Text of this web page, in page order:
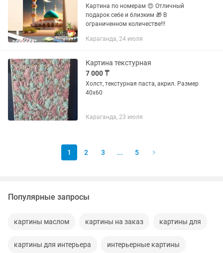
Картина по номерам 😍 Отличный
подарок себе и близким 🎁 В
ограниченном количестве!!!
Караганда, 24 июля
Картина текстурная
7 000 ₸
Холст, текстурная паста, акрил. Размер
40x60
Караганда, 23 июля
1 2 3 ... 5
Популярные запросы
картины маслом картины на заказ картины для
картины для интерьера интерьерные картины